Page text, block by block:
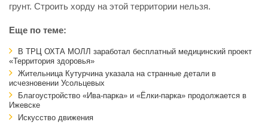
грунт. Строить хорду на этой территории нельзя.
Еще по теме:
В ТРЦ ОХТА МОЛЛ заработал бесплатный медицинский проект
«Территория здоровья»
Жительница Кутурчина указала на странные детали в
исчезновении Усольцевых
Благоустройство «Ива-парка» и «Ёлки-парка» продолжается в
Ижевске
Искусство движения